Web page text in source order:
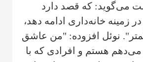
می‌گوید: که قصد دارد
زمینه خانه‌داری ادامه دهد،
نوئل افزوده: "من عاشق
می‌دهم هستم و افرادی که با